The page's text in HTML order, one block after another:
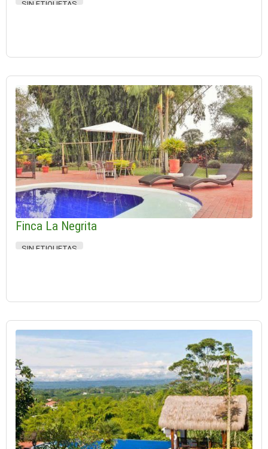
SIN ETIQUETAS
Finca La Negrita
SIN ETIQUETAS